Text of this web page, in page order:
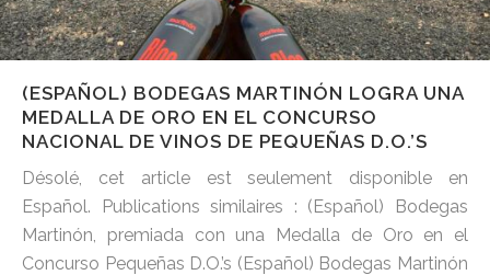
(ESPAÑOL) BODEGAS MARTINÓN LOGRA UNA
MEDALLA DE ORO EN EL CONCURSO
NACIONAL DE VINOS DE PEQUEÑAS D.O.’S
Désolé, cet article est seulement disponible en
Español. Publications similaires : (Español) Bodegas
Martinón, premiada con una Medalla de Oro en el
Concurso Pequeñas D.O.’s (Español) Bodegas Martinón